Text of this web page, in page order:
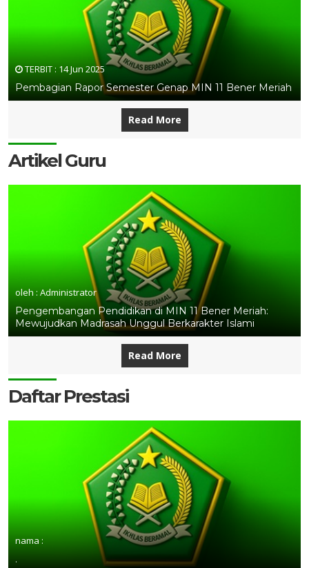
TERBIT : 14 Jun 2025
Pembagian Rapor Semester Genap MIN 11 Bener Meriah
Read More
Artikel Guru
oleh : Administrator
Pengembangan Pendidikan di MIN 11 Bener Meriah:
Mewujudkan Madrasah Unggul Berkarakter Islami
Read More
Daftar Prestasi
nama :
.